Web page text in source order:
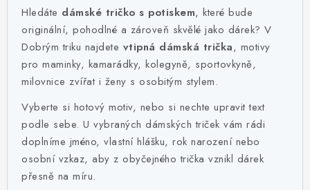
MÁM SRDCE POMÁHÁM
VÁNOCE
PROVIZNÍ SYSTÉM
O nás Časté otázky
Doprava a platba
Obchodní podmínky
Zásady zpracování ochrany osobních údajů
Hledáte dámské tričko s potiskem, které bude
originální, pohodlné a zároveň skvělé jako dárek? V
Dobrým triku najdete vtipná dámská trička, motivy
pro maminky, kamarádky, kolegyně, sportovkyně,
milovnice zvířat i ženy s osobitým stylem.
Vyberte si hotový motiv, nebo si nechte upravit text
podle sebe. U vybraných dámských triček vám rádi
doplníme jméno, vlastní hlášku, rok narození nebo
osobní vzkaz, aby z obyčejného trička vznikl dárek
přesně na míru.